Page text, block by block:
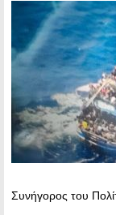
Συνήγορος του